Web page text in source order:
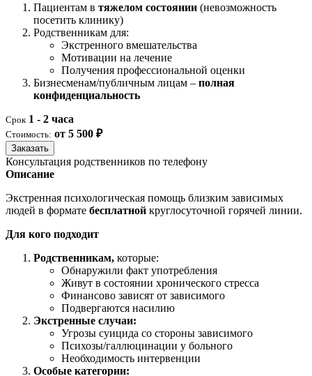
Пациентам в тяжелом состоянии (невозможность
посетить клинику)
Родственникам для:
Экстренного вмешательства
Мотивации на лечение
Получения профессиональной оценки
Бизнесменам/публичным лицам – полная
конфиденциальность
Срок 1 - 2 часа
Стоимость: от 5 500 ₽
Заказать
Консультация родственников по телефону
Описание
Экстренная психологическая помощь близким зависимых
людей в формате бесплатной круглосуточной горячей линии.
Для кого подходит
Родственникам, которые:
Обнаружили факт употребления
Живут в состоянии хронического стресса
Финансово зависят от зависимого
Подвергаются насилию
Экстренные случаи:
Угрозы суицида со стороны зависимого
Психозы/галлюцинации у больного
Необходимость интервенции
Особые категории: